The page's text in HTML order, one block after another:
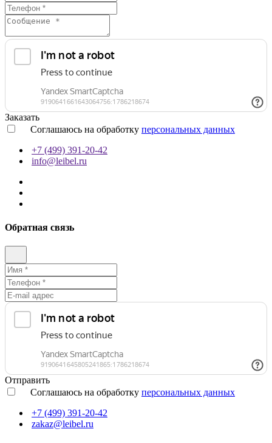
Заказать
Соглашаюсь на обработку персональных данных
+7 (499) 391-20-42
info@leibel.ru
Обратная связь
Отправить
Соглашаюсь на обработку персональных данных
+7 (499) 391-20-42
zakaz@leibel.ru